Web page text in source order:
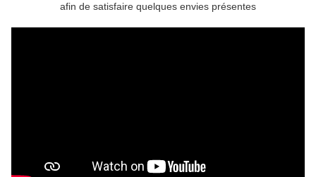
afin de satisfaire quelques envies présentes